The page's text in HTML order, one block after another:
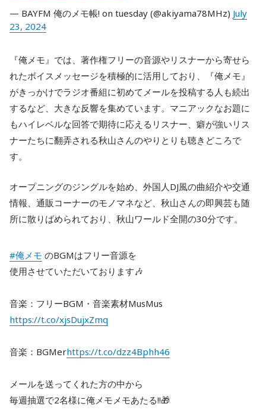
— BAYFM 俺のメモ帳! on tuesday (@akiyama78MHz) July
23, 2024
『俺メモ』では、著作権フリーの音源やリスナーから寄せら
れたボイスメッセージを積極的に活用しており、『俺メモ』
がきっかけでラジオ番組に初めてメールを投稿する人も続出
するなど、大きな反響を集めています。マニアックなお題に
もハイレベルな回答で期待に応えるリスナー、癖が強いリス
ナーたちに翻弄される秋山さんのやりとりも聴きどころで
す。
オープニングのジングルを始め、外国人DJ風の曲紹介や交通
情報、通販コーナーのモノマネなど、秋山さんの即興芸も随
所に散りばめられており、秋山ワールド全開の30分です。
#俺メモ のBGMはフリー音源を
使用させていただいております🎶
音楽：フリーBGM・音楽素材MusMus
https://t.co/xjsDujxZmq
音楽：BGMerhttps://t.co/dzz4Bphh46
メールを送ってくれた方の中から
毎週抽選で2名様に俺メモメモあたる!!🎁